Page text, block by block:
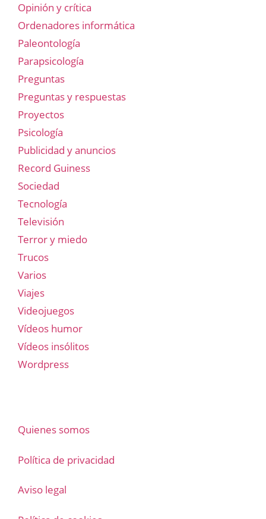
Opinión y crítica
Ordenadores informática
Paleontología
Parapsicología
Preguntas
Preguntas y respuestas
Proyectos
Psicología
Publicidad y anuncios
Record Guiness
Sociedad
Tecnología
Televisión
Terror y miedo
Trucos
Varios
Viajes
Videojuegos
Vídeos humor
Vídeos insólitos
Wordpress
Quienes somos
Política de privacidad
Aviso legal